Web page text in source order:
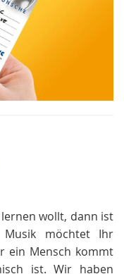
wollt, dann ist
möchtet Ihr
ein Mensch kommt
ist. Wir haben